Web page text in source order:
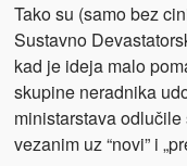
Tako su (samo bez
Sustavno
kad je ideja malo
skupine neradnika
ministarstava
vezanim uz “novi” i